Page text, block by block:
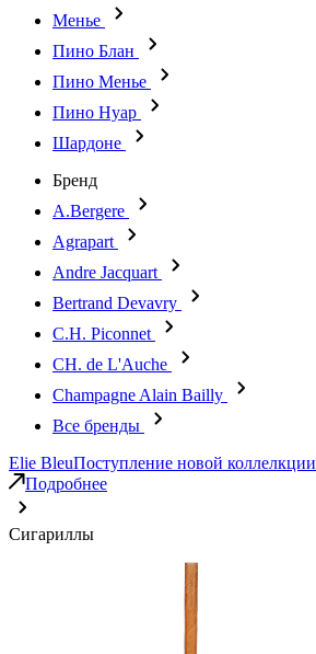
Менье
Пино Блан
Пино Менье
Пино Нуар
Шардоне
Бренд
A.Bergere
Agrapart
Andre Jacquart
Bertrand Devavry
C.H. Piconnet
CH. de L'Auche
Champagne Alain Bailly
Все бренды
Elie BleuПоступление новой коллелкции
Подробнее
Сигариллы